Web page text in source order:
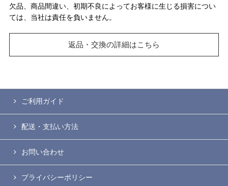
欠品、商品間違い、初期不良によってお客様に生じる損害につい
ては、当社は責任を負いません。
返品・交換の詳細はこちら
ご利用ガイド
配送・支払い方法
お問い合わせ
プライバシーポリシー